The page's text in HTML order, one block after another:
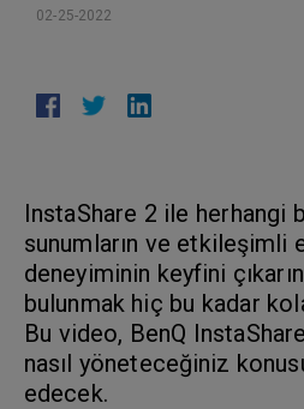
02-25-2022
InstaShare 2 ile herhangi
sunumların ve etkileşimli
deneyiminin keyfini
bulunmak hiç bu kadar
Bu video, BenQ
nasıl yöneteceğiniz
edecek.